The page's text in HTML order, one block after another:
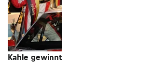
Kahle gewinnt zum sechsten Mal die